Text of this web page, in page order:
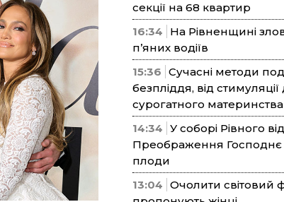
секції на 68 квартир
16:34
На Рівненщині
п’яних водіїв
15:36 Сучасні методи
безпліддя, від стимуляції
сурогатного материнства
14:34 У соборі Рівного
Преображення Господнє
плоди
13:04 Очолити світовий